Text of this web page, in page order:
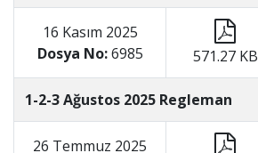
16 Kasım 2025
Dosya No:6985 571.27 KB
1-2-3 Ağustos 2025 Regleman
26 Temmuz 2025